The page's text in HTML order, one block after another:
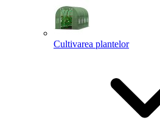
Cultivarea plantelor